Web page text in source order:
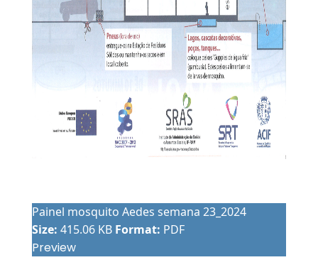
Painel mosquito Aedes semana 23_2024
Size: 415.06 KB Format: PDF
Preview